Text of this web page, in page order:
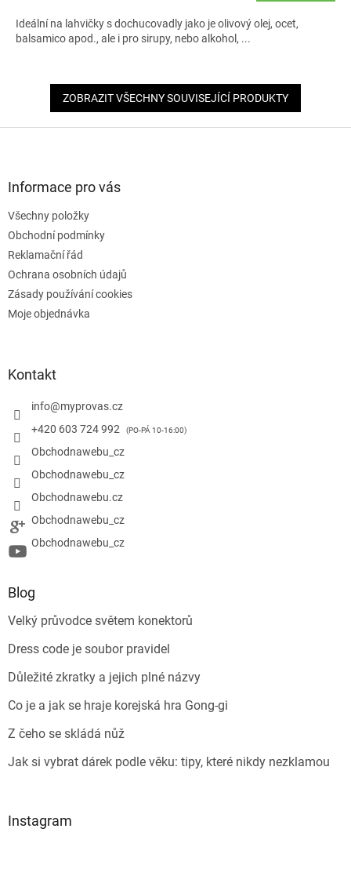
Ideální na lahvičky s dochucovadly jako je olivový olej, ocet,
balsamico apod., ale i pro sirupy, nebo alkohol, ...
ZOBRAZIT VŠECHNY SOUVISEJÍCÍ PRODUKTY
Informace pro vás
Všechny položky
Obchodní podmínky
Reklamační řád
Ochrana osobních údajů
Zásady používání cookies
Moje objednávka
Kontakt
info@myprovas.cz
+420 603 724 992
Obchodnawebu_cz
Obchodnawebu_cz
Obchodnawebu.cz
Obchodnawebu_cz
Obchodnawebu_cz
Blog
Velký průvodce světem konektorů
Dress code je soubor pravidel
Důležité zkratky a jejich plné názvy
Co je a jak se hraje korejská hra Gong-gi
Z čeho se skládá nůž
Jak si vybrat dárek podle věku: tipy, které nikdy nezklamou
Instagram